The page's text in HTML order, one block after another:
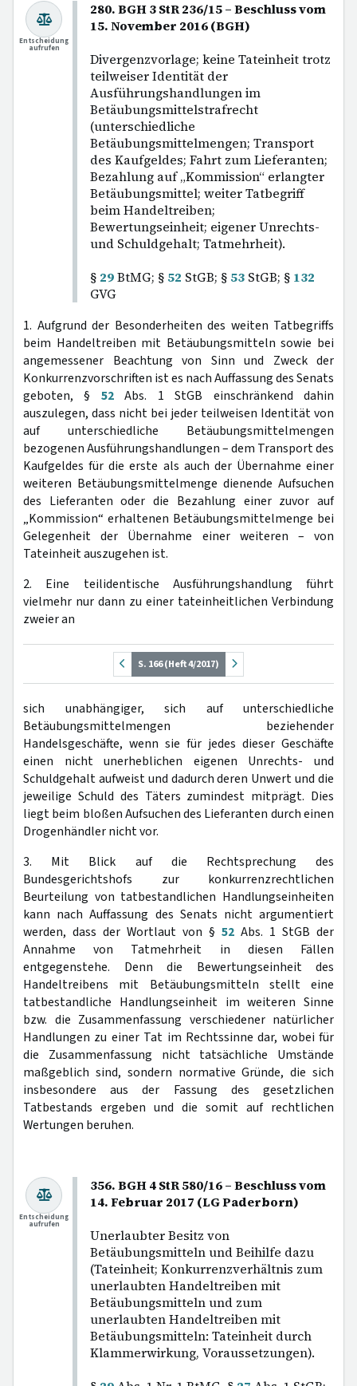
280. BGH 3 StR 236/15 – Beschluss vom
15. November 2016 (BGH)
Divergenzvorlage; keine Tateinheit trotz
teilweiser Identität der
Ausführungshandlungen im
Betäubungsmittelstrafrecht
(unterschiedliche
Betäubungsmittelmengen; Transport
des Kaufgeldes; Fahrt zum Lieferanten;
Bezahlung auf „Kommission“ erlangter
Betäubungsmittel; weiter Tatbegriff
beim Handeltreiben;
Bewertungseinheit; eigener Unrechts-
und Schuldgehalt; Tatmehrheit).
§ 29BtMG; § 52 StGB; § 53 StGB; § 132
GVG
Entscheidung
aufrufen
1. Aufgrund der Besonderheiten des weiten Tatbegriffs
beim Handeltreiben mit Betäubungsmitteln sowie bei
angemessener Beachtung von Sinn und Zweck der
Konkurrenzvorschriften ist es nach Auffassung des Senats
geboten, § 52Abs. 1 StGB einschränkend dahin
auszulegen, dass nicht bei jeder teilweisen Identität von
auf unterschiedliche Betäubungsmittelmengen
bezogenen Ausführungshandlungen – dem Transport des
Kaufgeldes für die erste als auch der Übernahme einer
weiteren Betäubungsmittelmenge dienende Aufsuchen
des Lieferanten oder die Bezahlung einer zuvor auf
„Kommission“ erhaltenen Betäubungsmittelmenge bei
Gelegenheit der Übernahme einer weiteren – von
Tateinheit auszugehen ist.
2. Eine teilidentische Ausführungshandlung führt
vielmehr nur dann zu einer tateinheitlichen Verbindung
zweier an
S. 166 (Heft 4/2017)
sich unabhängiger, sich auf unterschiedliche
Betäubungsmittelmengen beziehender
Handelsgeschäfte, wenn sie für jedes dieser Geschäfte
einen nicht unerheblichen eigenen Unrechts- und
Schuldgehalt aufweist und dadurch deren Unwert und die
jeweilige Schuld des Täters zumindest mitprägt. Dies
liegt beim bloßen Aufsuchen des Lieferanten durch einen
Drogenhändler nicht vor.
3. Mit Blick auf die Rechtsprechung des
Bundesgerichtshofs zur konkurrenzrechtlichen
Beurteilung von tatbestandlichen Handlungseinheiten
kann nach Auffassung des Senats nicht argumentiert
werden, dass der Wortlaut von § 52 Abs. 1 StGB der
Annahme von Tatmehrheit in diesen Fällen
entgegenstehe. Denn die Bewertungseinheit des
Handeltreibens mit Betäubungsmitteln stellt eine
tatbestandliche Handlungseinheit im weiteren Sinne
bzw. die Zusammenfassung verschiedener natürlicher
Handlungen zu einer Tat im Rechtssinne dar, wobei für
die Zusammenfassung nicht tatsächliche Umstände
maßgeblich sind, sondern normative Gründe, die sich
insbesondere aus der Fassung des gesetzlichen
Tatbestands ergeben und die somit auf rechtlichen
Wertungen beruhen.
356. BGH 4 StR 580/16 – Beschluss vom
14. Februar 2017 (LG Paderborn)
Unerlaubter Besitz von
Betäubungsmitteln und Beihilfe dazu
(Tateinheit; Konkurrenzverhältnis zum
unerlaubten Handeltreiben mit
Betäubungsmitteln und zum
unerlaubten Handeltreiben mit
Betäubungsmitteln: Tateinheit durch
Klammerwirkung, Voraussetzungen).
Entscheidung
aufrufen